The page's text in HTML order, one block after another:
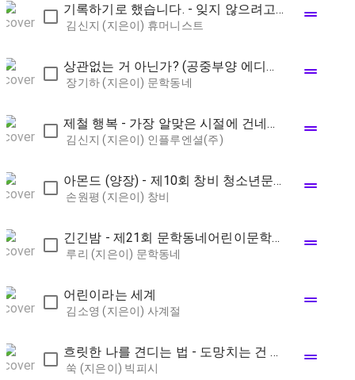
기록하기로 했습니다. - 잊지 않으려고 시작한 매일의 습관,
김신지 (지은이) 휴머니스트 drag_handle
상관없는 거 아닌가? (공중부양 에디션) - 장기하 산문
장기하 (지은이) 문학동네 drag_handle
제철 행복 - 가장 알맞은 시절에 건네는 스물네 번의 다정한 안부
김신지 (지은이) 인플루엔셜(주) drag_handle
아몬드 (양장) - 제10회 창비 청소년문학상 수상작
손원평 (지은이) 창비 drag_handle
긴긴밤 - 제21회 문학동네어린이문학상 대상 수상작
루리 (지은이) 문학동네 drag_handle
어린이라는 세계
김소영 (지은이) 사계절 drag_handle
흐릿한 나를 견디는 법 - 도망치는 건 새로운 세계를 발견하는 일일 테니
쑥 (지은이) 빅피시 drag_handle